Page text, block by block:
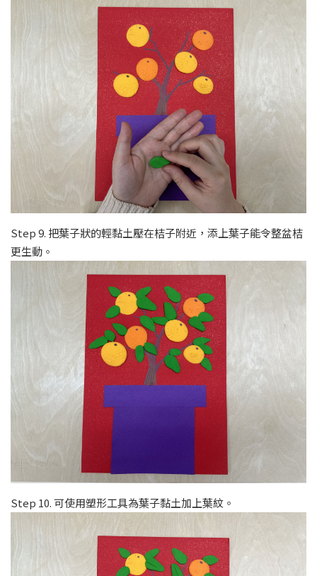
Step 9. 把葉子狀的輕黏土壓在桔子附近，添上葉子能令整盆桔
更生動。
Step 10. 可使用塑形工具為葉子黏土加上葉紋。